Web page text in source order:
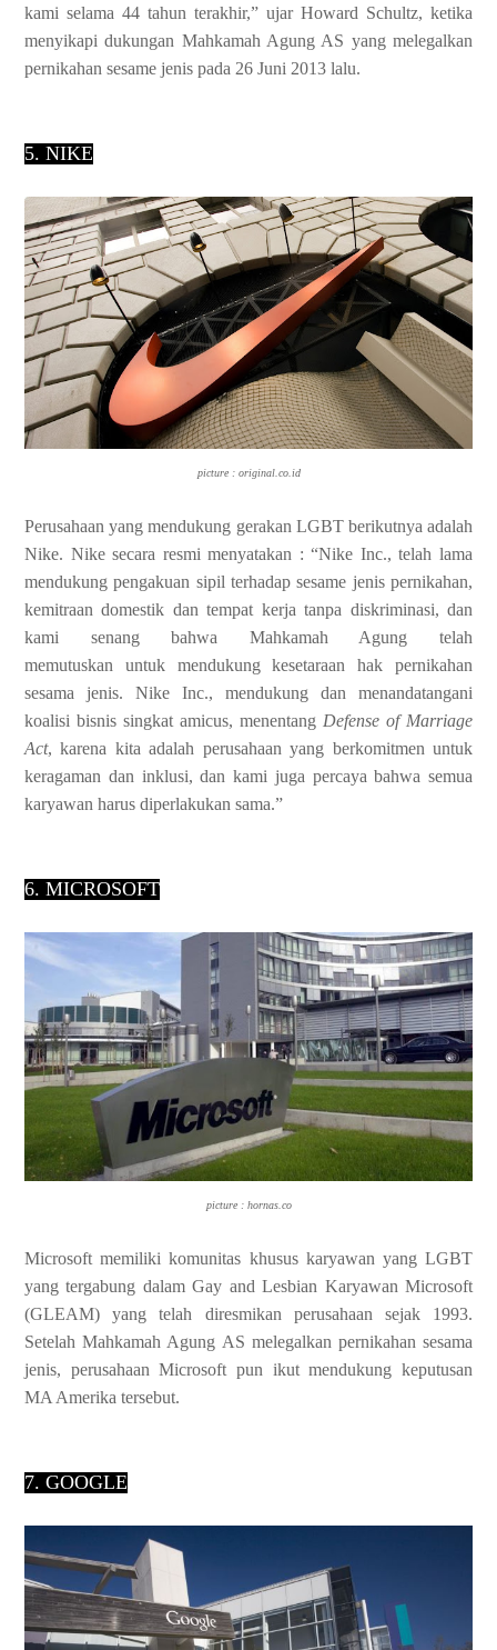
kami selama 44 tahun terakhir,” ujar Howard Schultz, ketika
menyikapi dukungan Mahkamah Agung AS yang melegalkan
pernikahan sesame jenis pada 26 Juni 2013 lalu.
5. NIKE
picture : original.co.id
Perusahaan yang mendukung gerakan LGBT berikutnya adalah
Nike. Nike secara resmi menyatakan : “Nike Inc., telah lama
mendukungpengakuan sipil terhadap sesame jenis pernikahan,
kemitraan domestik dan tempat kerja tanpa diskriminasi, dan
kami senang bahwa Mahkamah Agung telah
memutuskan untuk mendukung kesetaraan hak pernikahan
sesama jenis. Nike Inc., mendukung dan menandatangani
koalisi bisnis singkat amicus, menentang Defense of Marriage
Act, karena kitaadalah perusahaan yang berkomitmen untuk
keragaman dan inklusi, dan kami juga percaya bahwa semua
karyawan harus diperlakukan sama.”
6. MICROSOFT
picture : hornas.co
Microsoft memiliki komunitas khusus karyawan yang LGBT
yangtergabung dalam Gay and Lesbian KaryawanMicrosoft
(GLEAM) yang telah diresmikan perusahaan sejak 1993.
SetelahMahkamah Agung AS melegalkan pernikahan sesama
jenis, perusahaan Microsoft pun ikut mendukung keputusan
MA Amerika tersebut.
7. GOOGLE